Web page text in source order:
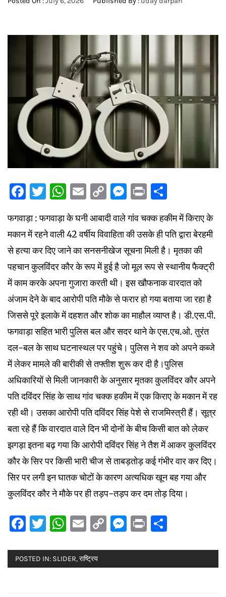
Facebook
Twitter
WhatsApp
Email
Copy
Link
Messenger
Print
फगवाड़ा : फगवाड़ा के घनी आबादी वाले गांव चक्क हकीम में किराए के
मकान में रहने वाली 42 वर्षीय विवाहिता की उसके ही पति द्वारा बेरहमी
से हत्या कर दिए जाने का सनसनीखेज सूचना मिली है। मृतका की
पहचान कुलविंदर कौर के रूप में हुई है जो मूल रूप से स्थानीय फैक्ट्री
में काम करके अपना गुजारा करती थी। इस खौफनाक वारदात को
अंजाम देने के बाद आरोपी पति मौके से फरार हो गया बताया जा रहा है
जिससे पूरे इलाके में दहशत और शोक का माहौल व्याप्त है। डी.एस.पी.
फगवाड़ा सहित भारी पुलिस बल और सदर थाने के एस.एच.ओ. तुरंत
दल-बल के साथ घटनास्थल पर पहुंचे। पुलिस ने शव को अपने कब्जे
में लेकर मामले की बारीकी से तफ्तीश शुरू कर दी है।पुलिस
अधिकारियों से मिली जानकारी के अनुसार मृतका कुलविंदर कौर अपने
पति दविंदर सिंह के साथ गांव चक्क हकीम में एक किराए के मकान में रह
रही थी। उसका आरोपी पति दविंदर सिंह पेशे से राजमिस्त्री हैं। सूत्र
बता रहे हैं कि वारदात वाले दिन भी दोनों के बीच किसी बात को लेकर
झगड़ा इतना बढ़ गया कि आरोपी दविंदर सिंह ने तैश में आकर कुलविंदर
कौर के सिर पर किसी भारी चीज से ताबड़तोड़ कई गंभीर वार कर दिए।
सिर पर लगी इन घातक चोटों के कारण अत्यधिक खून बह गया और
कुलविंदर कौर ने मौके पर ही तड़प-तड़प कर दम तोड़ दिया।
Facebook
Twitter
WhatsApp
Email
CopyMessenger
Print
POSTED IN: SLIDER,राष्ट्रिय